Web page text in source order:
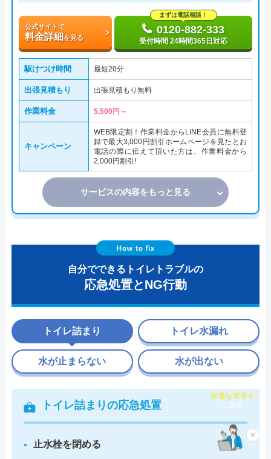
公式サイトで
料金詳細を見る
まずは電話相談！
0120-882-333
受付時間 24時間365日対応
駆けつけ時間 最短20分
出張見積もり 出張見積もり無料
作業料金 5,500円～
キャンペーン
WEB限定割！作業料金からLINE会員に無料登
録で最大3,000円割引ホームページを見たとお
電話の際に伝えて頂いた方は、作業料金から
2,000円割引!
サービスの内容をもっと見る
自分でできるトイレトラブルの
応急処置とNG行動
トイレ詰まり
トイレ詰まりの応急処置
止水栓を閉める
トイレ水漏れ
水が止まらない 水が出ない
×
チャット診断で
最適な業者を
ご提案